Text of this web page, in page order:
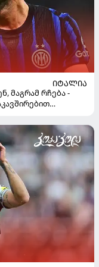
ᲘᲢᲐᲚᲘᲐ
მაგრამ რჩება -